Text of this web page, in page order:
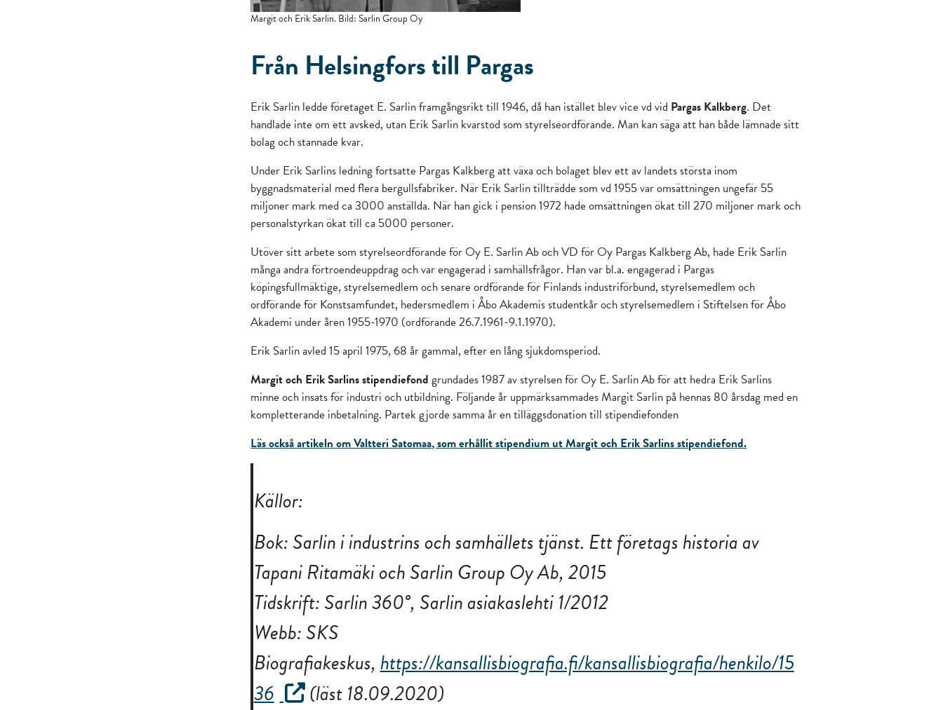
Margit och Erik Sarlin. Bild: Sarlin Group Oy
Från Helsingfors till Pargas
Erik Sarlin ledde företaget E. Sarlin framgångsrikt till 1946, då han istället blev vice vd vid Pargas Kalkberg. Det
handlade inte om ett avsked, utan Erik Sarlin kvarstod som styrelseordförande. Man kan säga att han både lämnade sitt
bolag och stannade kvar.
Under Erik Sarlins ledning fortsatte Pargas Kalkberg att växa och bolaget blev ett av landets största inom
byggnadsmaterial med flera bergullsfabriker. När Erik Sarlin tillträdde som vd 1955 var omsättningen ungefär 55
miljoner mark med ca 3000 anställda. När han gick i pension 1972 hade omsättningen ökat till 270 miljoner mark och
personalstyrkan ökat till ca 5000 personer.
Utöver sitt arbete som styrelseordförande för Oy E. Sarlin Ab och VD för Oy Pargas Kalkberg Ab, hade Erik Sarlin
många andra förtroendeuppdrag och var engagerad i samhällsfrågor. Han var bl.a. engagerad i Pargas
köpingsfullmäktige, styrelsemedlem och senare ordförande för Finlands industriförbund, styrelsemedlem och
ordförande för Konstsamfundet, hedersmedlem i Åbo Akademis studentkår och styrelsemedlem i Stiftelsen för Åbo
Akademi under åren 1955-1970 (ordförande 26.7.1961-9.1.1970).
Erik Sarlin avled 15 april 1975, 68 år gammal, efter en lång sjukdomsperiod.
Margit och Erik Sarlins stipendiefond grundades 1987 av styrelsen för Oy E. Sarlin Ab för att hedra Erik Sarlins
minne och insats för industri och utbildning. Följande år uppmärksammades Margit Sarlin på hennas 80 årsdag med en
kompletterande inbetalning. Partek gjorde samma år en tilläggsdonation till stipendiefonden
Läs också artikeln om Valtteri Satomaa, som erhållit stipendium ut Margit och Erik Sarlins stipendiefond.
Källor:
Bok: Sarlin i industrins och samhällets tjänst. Ett företags historia av
Tapani Ritamäki och Sarlin Group Oy Ab, 2015
Tidskrift: Sarlin 360°, Sarlin asiakaslehti 1/2012
Webb: SKS
Biografiakeskus,https://kansallisbiografia.fi/kansallisbiografia/henkilo/15
36
(läst 18.09.2020)